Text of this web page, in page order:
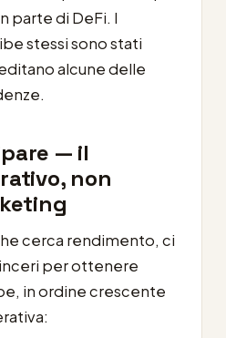
parte di DeFi. I
stessi sono stati
alcune delle
— il
non
cerca rendimento, ci
per ottenere
in ordine crescente